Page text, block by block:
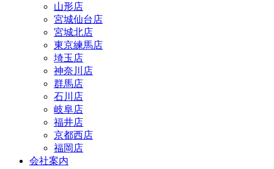
山形店
宮城仙台店
宮城北店
東京練馬店
埼玉店
神奈川店
群馬店
石川店
岐阜店
福井店
京都西店
福岡店
会社案内